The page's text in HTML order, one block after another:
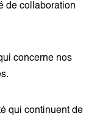
de collaboration
concerne nos
qui continuent de